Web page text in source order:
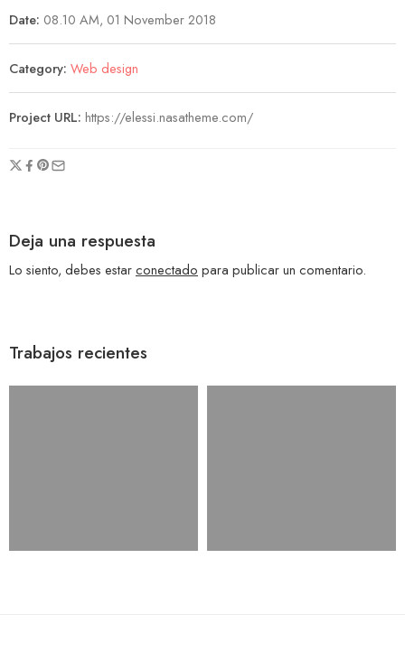
Date: 08.10 AM, 01 November 2018
Category: Web design
Project URL: https://elessi.nasatheme.com/
Deja una respuesta
Lo siento, debes estarconectado para publicar un comentario.
Trabajos recientes